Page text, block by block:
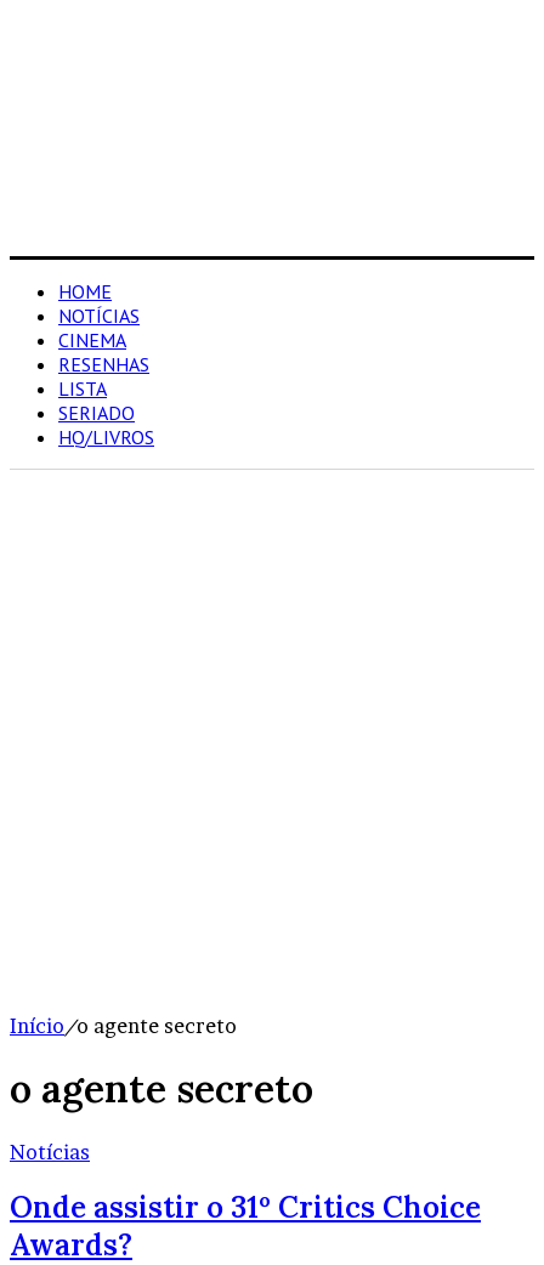
HOME
NOTÍCIAS
CINEMA
RESENHAS
LISTA
SERIADO
HQ/LIVROS
Início/o agente secreto
o agente secreto
Notícias
Onde assistir o 31º Critics Choice
Awards?